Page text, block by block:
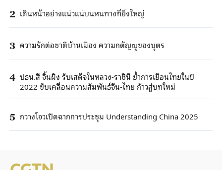
2 เดินหน้าอย่างแน่วแน่บนหนทางที่ยิ่งใหญ่
3 ความรักต่อชาติบ้านเมือง ความกตัญญูของบุตร
4 ปธน.สี จิ้นผิง รับเสด็จในหลวง-ราชินี ย้ำการเยือนไทยในปี
2022 ขับเคลื่อนความสัมพันธ์จีน-ไทย ก้าวสู่บทใหม่
5 กวางโจวเปิดฉากการประชุม Understanding China 2025